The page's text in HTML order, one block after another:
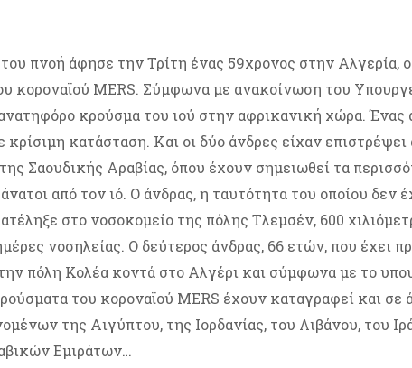
πνοή άφησε την Τρίτη ένας 59χρονος στην Αλγερία,
κοροναϊού MERS. Σύμφωνα με ανακοίνωση του
κρούσμα του ιού στην αφρικανική χώρα.
κρίσιμη κατάσταση. Και οι δύο άνδρες είχαν
Σαουδικής Αραβίας, όπου έχουν σημειωθεί τα
από τον ιό. Ο άνδρας, η ταυτότητα του οποίου δεν
στο νοσοκομείο της πόλης Τλεμσέν, 600
νοσηλείας. Ο δεύτερος άνδρας, 66 ετών, που έχει
πόλη Κολέα κοντά στο Αλγέρι και σύμφωνα με το
του κοροναϊού MERS έχουν καταγραφεί και σε
της Αιγύπτου, της Ιορδανίας, του Λιβάνου, του
Εμιράτων…